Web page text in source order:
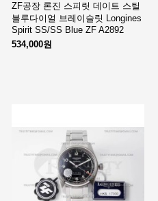
ZF공장 론진 스피릿 데이트 스틸
블루다이얼 브레이슬릿 Longines
Spirit SS/SS Blue ZF A2892
534,000원